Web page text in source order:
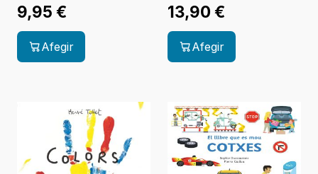
9,95 €
Afegir
13,90 €
Afegir